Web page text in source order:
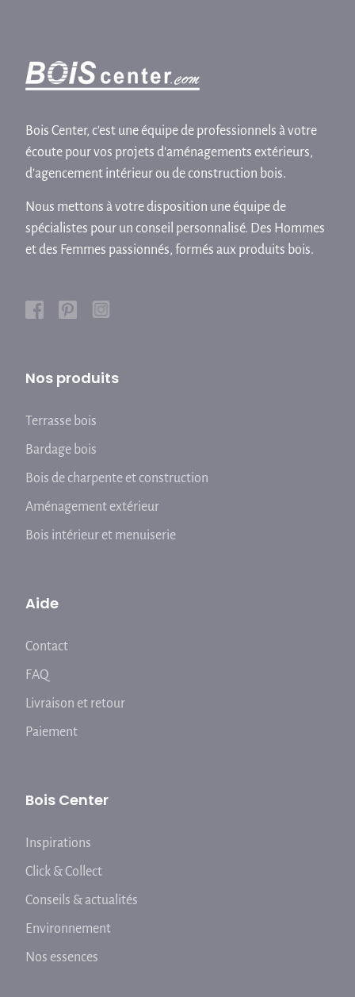
Bois Center, c'est une équipe de professionnels à votre
écoute pour vos projets d'aménagements extérieurs,
d'agencement intérieur ou de construction bois.
Nous mettons à votre disposition une équipe de
spécialistes pour un conseil personnalisé. Des Hommes
et des Femmes passionnés, formés aux produits bois.
Nos produits
Terrasse bois
Bardage bois
Bois de charpente et construction
Aménagement extérieur
Bois intérieur et menuiserie
Aide
Contact
FAQ
Livraison et retour
Paiement
Bois Center
Inspirations
Click & Collect
Conseils & actualités
Environnement
Nos essences